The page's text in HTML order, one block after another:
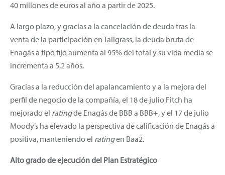
40 millones de euros al año a partir de 2025.
A largo plazo, y gracias a la cancelación de deuda tras la
venta de la participación en Tallgrass, la deuda bruta de
Enagás a tipo fijo aumenta al 95% del total y su vida media se
incrementa a 5,2 años.
Gracias a la reducción del apalancamiento y a la mejora del
perfil de negocio de la compañía, el 18 de julio Fitch ha
mejorado el ratingde Enagás de BBB a BBB+, y el 17 de julio
Moody’s ha elevado la perspectiva de calificación de Enagás a
positiva, manteniendo el ratingen Baa2.
Alto grado de ejecución del Plan Estratégico